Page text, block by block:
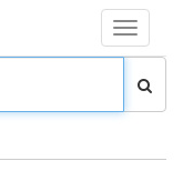
Toggle